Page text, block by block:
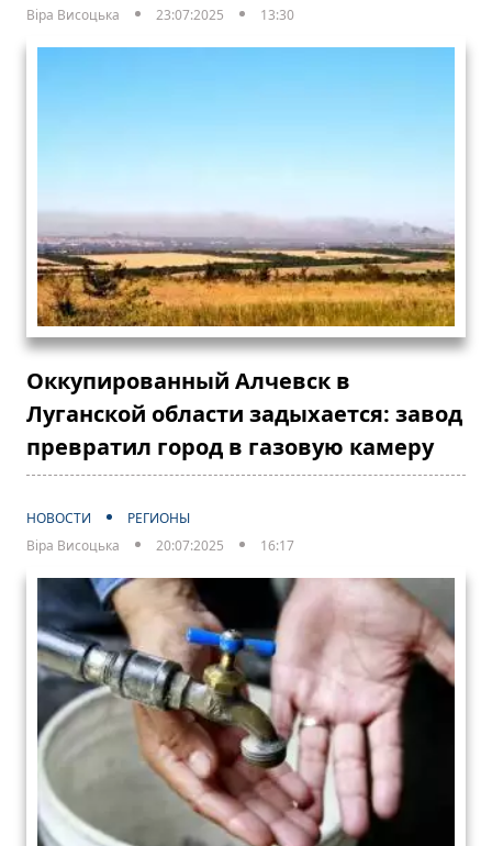
Віра Висоцька
23:07:2025 13:30
Оккупированный Алчевск в
Луганской области задыхается: завод
превратил город в газовую камеру
НОВОСТИ
РЕГИОНЫ
Віра Висоцька
20:07:2025 16:17